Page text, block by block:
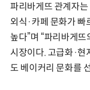
파리바게뜨 관계자
외식·카페 문화가 빠
높다”며 “파리바게
시장이다. 고급화·현
도 베이커리 문화를